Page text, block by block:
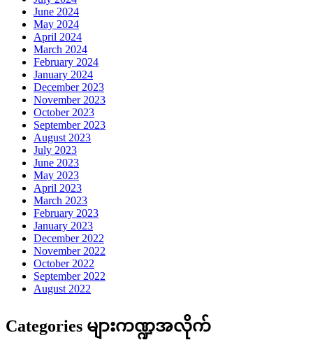
June 2024
May 2024
April 2024
March 2024
February 2024
January 2024
December 2023
November 2023
October 2023
September 2023
August 2023
July 2023
June 2023
May 2023
April 2023
March 2023
February 2023
January 2023
December 2022
November 2022
October 2022
September 2022
August 2022
Categories များကဏ္ဍအလိုက်